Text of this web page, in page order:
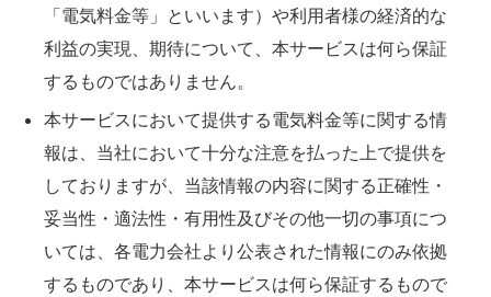
「電気料金等」といいます）や利用者様の経済的な
利益の実現、期待について、本サービスは何ら保証
するものではありません。
本サービスにおいて提供する電気料金等に関する情
報は、当社において十分な注意を払った上で提供を
しておりますが、当該情報の内容に関する正確性・
妥当性・適法性・有用性及びその他一切の事項につ
いては、各電力会社より公表された情報にのみ依拠
するものであり、本サービスは何ら保証するもので